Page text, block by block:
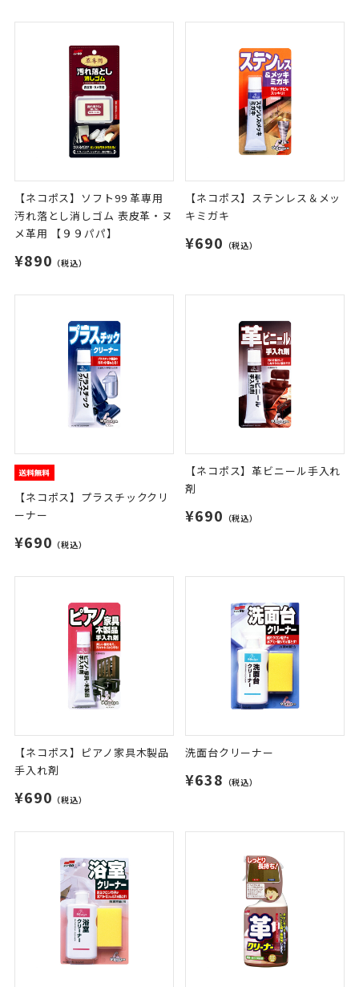
【ネコポス】ソフト99 革専用
汚れ落とし消しゴム 表皮革・ヌ
メ革用 【９９パパ】
¥890 （税込）
【ネコポス】ステンレス＆メッ
キミガキ
¥690 （税込）
【ネコポス】プラスチッククリ
ーナー
¥690 （税込）
【ネコポス】革ビニール手入れ
剤
¥690 （税込）
【ネコポス】ピアノ家具木製品
手入れ剤
¥690 （税込）
洗面台クリーナー
¥638 （税込）